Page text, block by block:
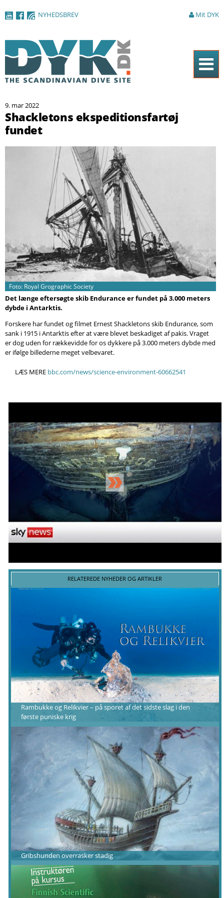
NYHEDSBREV Mit DYK
Magasinet
Nyheder
Artikler
DYK Guiden
9. mar 2022
Shackletons ekspeditionsfartøj
fundet
Foto: Royal Grographic Society
Det længe eftersøgte skib Endurance er fundet på 3.000 meters
dybde i Antarktis.
Forskere har fundet og filmet Ernest Shackletons skib Endurance, som
sank i 1915 i Antarktis efter at være blevet beskadiget af pakis. Vraget
er dog uden for rækkevidde for os dykkere på 3.000 meters dybde med
er ifølge billederne meget velbevaret.
LÆS MERE bbc.com/news/science-environment-60662541
RELATEREDE NYHEDER OG ARTIKLER
Rambukke og Relikvier – på sporet af det sidste slag i den
første puniske krig
Gribshunden overrasker stadig